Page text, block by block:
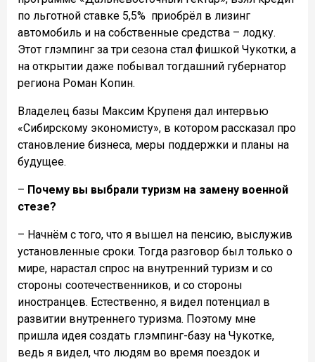
по льготной ставке 5,5% приобрëл в лизинг
автомобиль и на собственные средства – лодку.
Этот глэмпинг за три сезона стал фишкой Чукотки, а
на открытии даже побывал тогдашний губернатор
региона Роман Копин.
Владелец базы Максим Крупеня дал интервью
«Сибирскому экономисту», в котором рассказал про
становление бизнеса, меры поддержки и планы на
будущее.
– Почему вы выбрали туризм на замену военной
стезе?
– Начнём с того, что я вышел на пенсию, выслужив
установленные сроки. Тогда разговор был только о
мире, нарастал спрос на внутренний туризм и со
стороны соотечественников, и со стороны
иностранцев. Естественно, я видел потенциал в
развитии внутреннего туризма. Поэтому мне
пришла идея создать глэмпинг-базу на Чукотке,
ведь я видел, что людям во время поездок и